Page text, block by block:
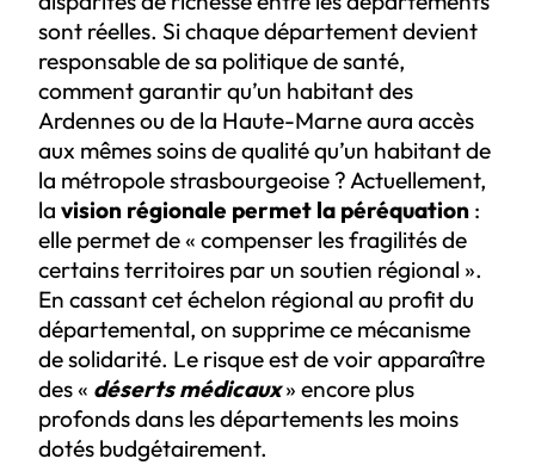
sont réelles. Si chaque département devient
responsable de sa politique de santé,
comment garantir qu’un habitant des
Ardennes ou de la Haute-Marne aura accès
aux mêmes soins de qualité qu’un habitant de
la métropole strasbourgeoise ? Actuellement,
la vision régionale permet la péréquation :
elle permet de « compenser les fragilités de
certains territoires par un soutien régional ».
En cassant cet échelon régional au profit du
départemental, on supprime ce mécanisme
de solidarité. Le risque est de voir apparaître
des « déserts médicaux» encore plus
profonds dans les départements les moins
dotés budgétairement.